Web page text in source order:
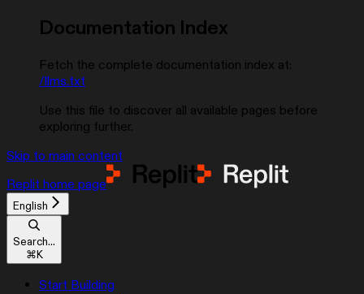
Documentation Index
Fetch the complete documentation index at:
/llms.txt
Use this file to discover all available pages before
exploring further.
Skip to main content
Replit home page
English
Search...
⌘K
Start Building